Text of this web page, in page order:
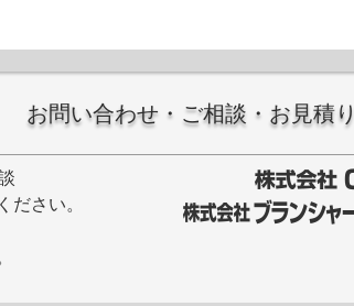
お問い合わせ・ご相談・お見積り
ださい。